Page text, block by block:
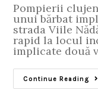
Pompierii
unui bărbat
strada Viile
rapid la locul
implicate două
Continue Reading